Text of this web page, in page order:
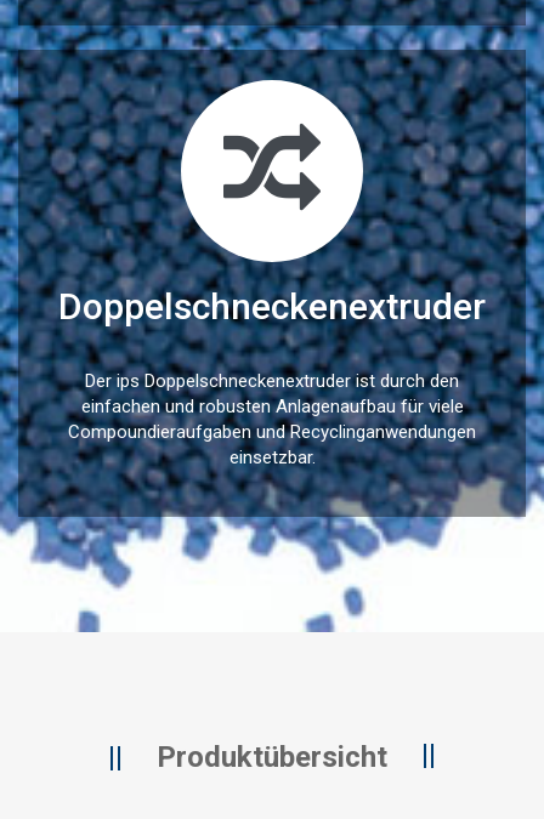
Doppelschneckenextruder
Der ips Doppelschneckenextruder ist durch den
einfachen und robusten Anlagenaufbau für viele
Compoundieraufgaben und Recyclinganwendungen
einsetzbar.
Produktübersicht